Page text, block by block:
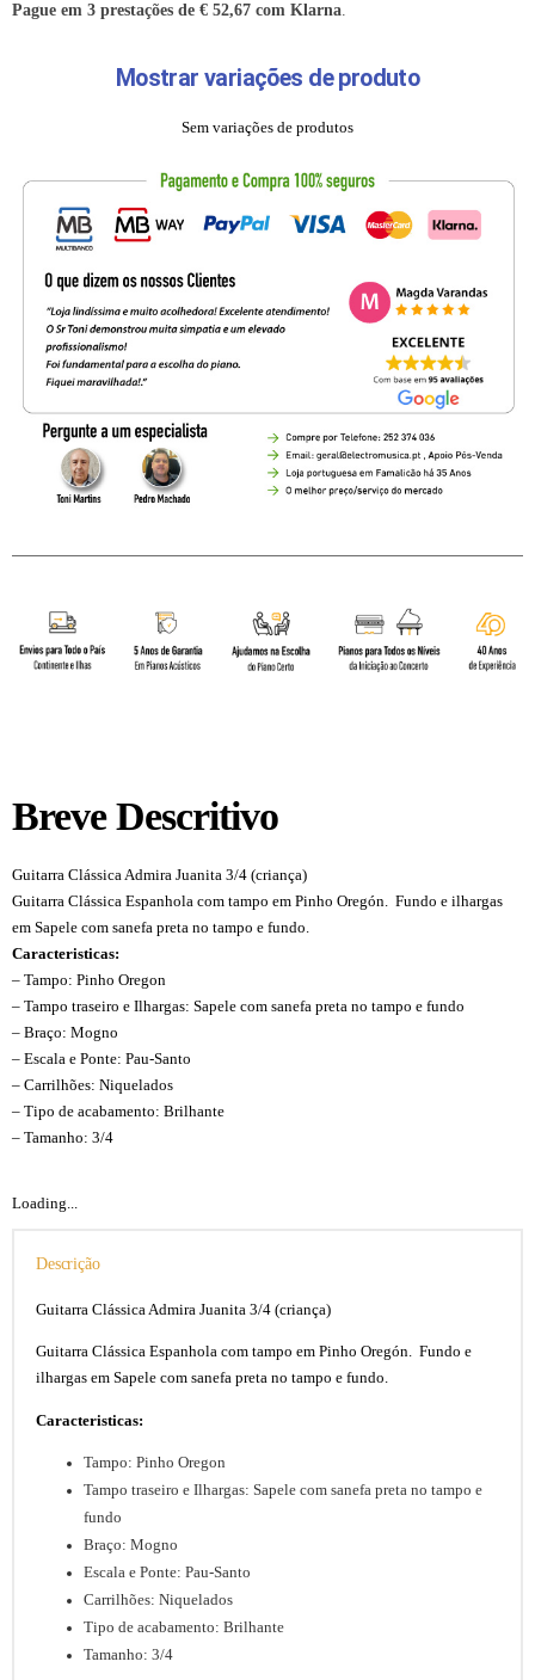
Pague em 3 prestações de € 52,67 com Klarna.
Mostrar variações de produto
Sem variações de produtos
Breve Descritivo
Guitarra Clássica Admira Juanita 3/4 (criança)
Guitarra Clássica Espanhola com tampo em Pinho Oregón. Fundo e ilhargas
em Sapele com sanefa preta no tampo e fundo.
Caracteristicas:
– Tampo: Pinho Oregon
– Tampo traseiro e Ilhargas: Sapele com sanefa preta no tampo e fundo
– Braço: Mogno
– Escala e Ponte: Pau-Santo
– Carrilhões: Niquelados
– Tipo de acabamento: Brilhante
– Tamanho: 3/4
Loading...
Descrição
Guitarra Clássica Admira Juanita 3/4 (criança)
Guitarra Clássica Espanhola com tampo em Pinho Oregón. Fundo e
ilhargas em Sapele com sanefa preta no tampo e fundo.
Caracteristicas:
Tampo: Pinho Oregon
Tampo traseiro e Ilhargas: Sapele com sanefa preta no tampo e
fundo
Braço: Mogno
Escala e Ponte: Pau-Santo
Carrilhões: Niquelados
Tipo de acabamento: Brilhante
Tamanho: 3/4